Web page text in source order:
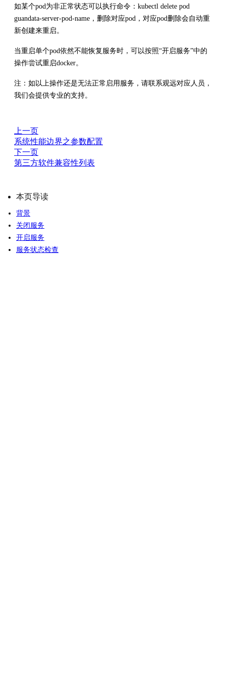
如某个pod为非正常状态可以执行命令：kubectl delete pod
guandata-server-pod-name，删除对应pod，对应pod删除会自动重
新创建来重启。
当重启单个pod依然不能恢复服务时，可以按照“开启服务”中的
操作尝试重启docker。
注：如以上操作还是无法正常启用服务，请联系观远对应人员，
我们会提供专业的支持。
上一页
系统性能边界之参数配置
下一页
第三方软件兼容性列表
本页导读
背景
关闭服务
开启服务
服务状态检查